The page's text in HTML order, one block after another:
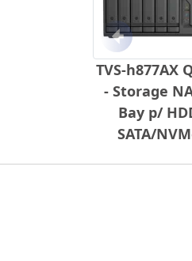
TVS-h877AX
- Storage
Bay p/
SATA/
Anterior